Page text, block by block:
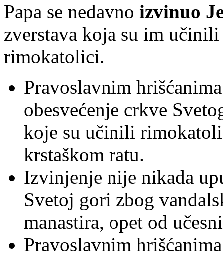
Papa se nedavno izvinuo
zverstava koja su im
rimokatolici.
Pravoslavnim
obesvećenje crkve
koje su učinili
krstaškom ratu.
Izvinjenje nije nikada
Svetoj gori zbog
manastira, opet od
Pravoslavnim